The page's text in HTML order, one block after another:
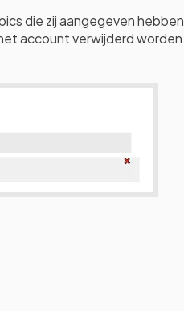
die zij aangegeven hebben
account verwijderd worden